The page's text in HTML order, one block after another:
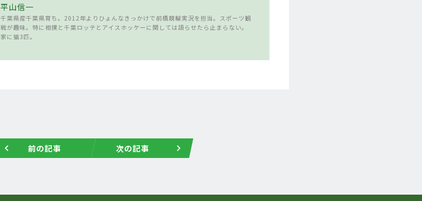
平山信一
千葉県産千葉県育ち。2012年よりひょんなきっかけで前橋競輪実況を担当。スポーツ観
戦が趣味。特に相撲と千葉ロッテとアイスホッケーに関しては語らせたら止まらない。
家に猫3匹。
前の記事 次の記事